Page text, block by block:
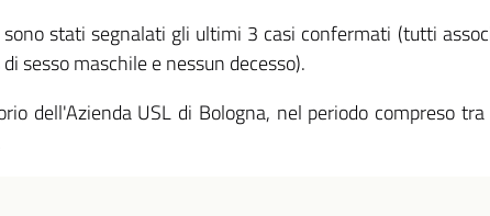
stati segnalati gli ultimi 3 casi confermati (tutti
sesso maschile e nessun decesso).
dell'Azienda USL di Bologna, nel periodo compreso